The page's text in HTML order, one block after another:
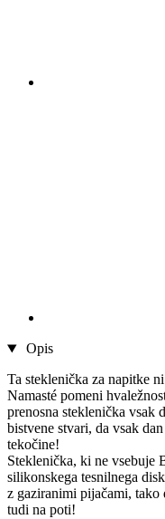
Opis
Ta steklenička za napitke
Namasté pomeni
prenosna steklenička vsak
bistvene stvari, da vsak
tekočine!
Steklenička, ki ne vsebuje
silikonskega tesnilnega
z gaziranimi pijačami, tako
tudi na poti!